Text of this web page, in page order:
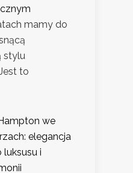
mamy do
stylu
to
we
elegancja
i